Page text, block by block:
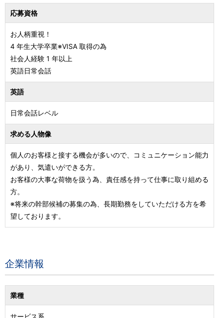
応募資格
お人柄重視！
4 年生大学卒業※VISA 取得の為
社会人経験 1 年以上
英語日常会話
英語
日常会話レベル
求める人物像
個人のお客様と接する機会が多いので、コミュニケーション能力
があり、気遣いができる方。
お客様の大事な荷物を扱う為、責任感を持って仕事に取り組める
方。
※将来の幹部候補の募集の為、長期勤務をしていただける方を希
望しております。
企業情報
業種
サービス系